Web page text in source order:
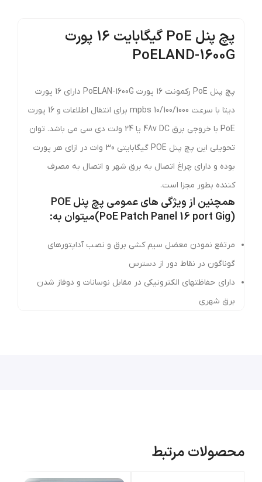
پچ پنل PoE گیگابایت 16 پورت
PoELAND-1600G
پچ پنل PoE رکمونت 16 پورت PoELAN-1600G دارای 16 پورت
دیتا با سرعت 10/100/1000 mpbs برای انتقال اطلاعات و 16 پورت
PoE با خروجی برق 48v DC یا 24 ولت دی سی می باشد. توان
تحویلی این پچ پنل POE گیگابایتی 30 وات در ازای هر پورت
بوده و دارای چراغ اتصال به برق شهر و اتصال به مصرف
کننده بطور مجزا است.
همچنین از ویژگی های عمومی پچ پنل POE
(PoE Patch Panel 16 port Gig)میتوان به:
مرتفع نمودن معضل سيم کشي برق و نصب آداپتورهاي
گوناگون در نقاط دور از دسترس
دارای حفاظتهای الکترونيکی در مقابل نوسانات و دوفاز شدن
برق شهری
محصولات مرتبط